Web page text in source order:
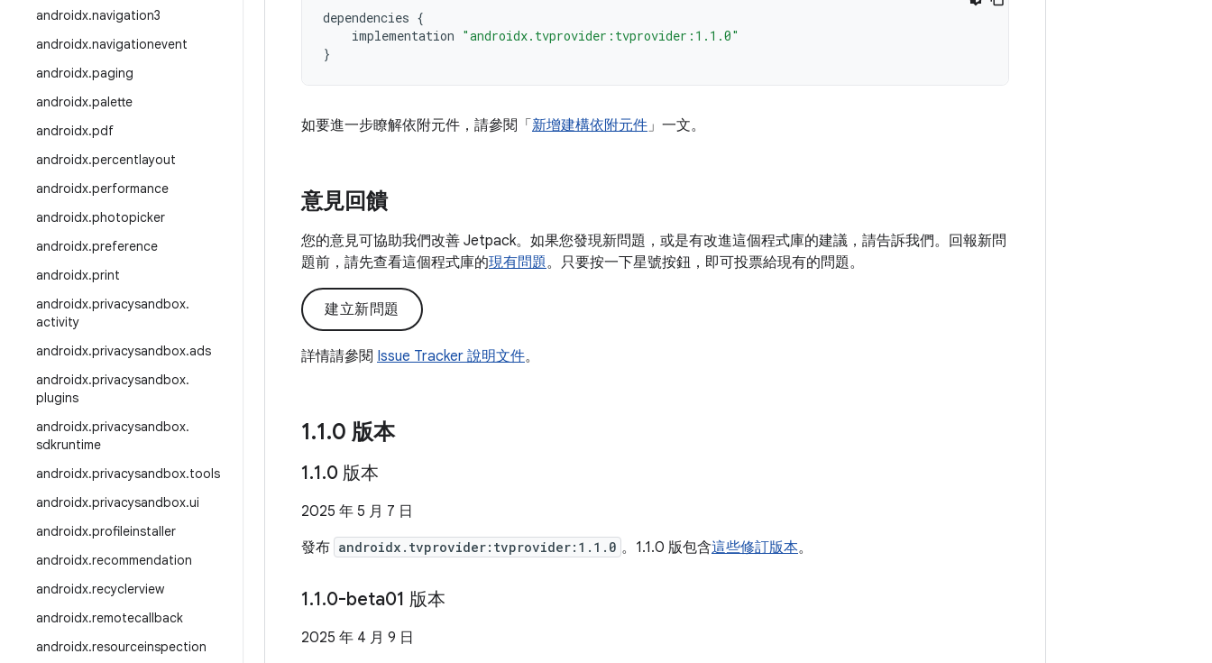
androidx.navigation3
androidx.navigationevent
androidx.paging
androidx.palette
androidx.pdf
androidx.percentlayout
androidx.performance
androidx.photopicker
androidx.preference
androidx.print
androidx.privacysandbox.
activity
androidx.privacysandbox.ads
androidx.privacysandbox.
plugins
androidx.privacysandbox.
sdkruntime
androidx.privacysandbox.tools
androidx.privacysandbox.ui
androidx.profileinstaller
androidx.recommendation
androidx.recyclerview
androidx.remotecallback
androidx.resourceinspection
dependencies {
implementation "androidx.tvprovider:tvprovider:1.1.0"
}
如要進一步瞭解依附元件，請參閱「 新增建構依附元件」一文。
意見回饋
您的意見可協助我們改善 Jetpack。如果您發現新問題，或是有改進這個程式庫的建議，請告訴我們。回報新問
題前，請先查看這個程式庫的現有問題。只要按一下星號按鈕，即可投票給現有的問題。
建立新問題
詳情請參閱 Issue Tracker 說明文件。
1.1.0 版本
1.1.0 版本
2025 年 5 月 7 日
發布 androidx.tvprovider:tvprovider:1.1.0 。1.1.0 版包含這些修訂版本。
1.1.0-beta01 版本
2025 年 4 月 9 日